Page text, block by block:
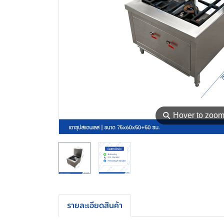
⚲ Hover to zoom
รายละเอียดสินค้า